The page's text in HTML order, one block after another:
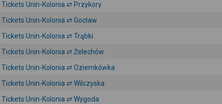
Tickets Unin-Kolonia ⇄ Przykory
Tickets Unin-Kolonia ⇄ Gocław
Tickets Unin-Kolonia ⇄ Trąbki
Tickets Unin-Kolonia ⇄ Żelechów
Tickets Unin-Kolonia ⇄ Oziemkówka
Tickets Unin-Kolonia ⇄ Wilczyska
Tickets Unin-Kolonia ⇄ Wygoda